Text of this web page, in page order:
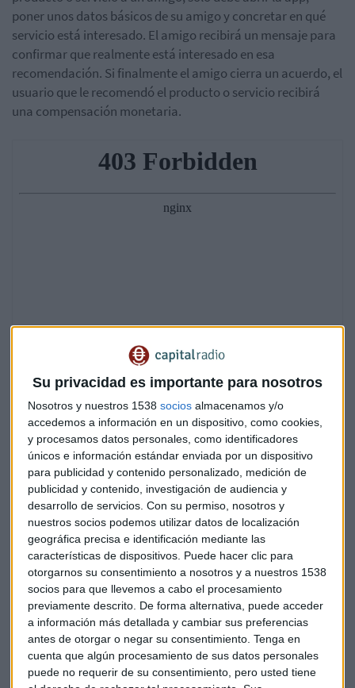
Su privacidad es importante para nosotros
Nosotros y nuestros 1538 socios almacenamos y/o
accedemos a información en un dispositivo, como cookies,
y procesamos datos personales, como identificadores
únicos e información estándar enviada por un dispositivo
para publicidad y contenido personalizado, medición de
publicidad y contenido, investigación de audiencia y
desarrollo de servicios. Con su permiso, nosotros y
nuestros socios podemos utilizar datos de localización
geográfica precisa e identificación mediante las
características de dispositivos. Puede hacer clic para
otorgarnos su consentimiento a nosotros y a nuestros 1538
socios para que llevemos a cabo el procesamiento
previamente descrito. De forma alternativa, puede acceder
a información más detallada y cambiar sus preferencias
antes de otorgar o negar su consentimiento. Tenga en
cuenta que algún procesamiento de sus datos personales
puede no requerir de su consentimiento, pero usted tiene
poner unos datos básicos de su amigo y concretar en qué
servicio está interesado. El amigo recibirá un mensaje para
confirmar que realmente está interesado en esa
recomendación. Si finalmente el amigo cierra un acuerdo, el
usuario que le recomendó el producto o servicio recibirá
una compensación monetaria.
El precio de venta del producto o servicio no lo fija Fulltip,
sino la propia compañía que lo ofrece, y sobre ese precio
Fulltip tasa un porcentaje que se convierte en la
recompensa económica del usuario.
¿Cuánto puede llegar a ganar un usuario que recomienda un
automóvil o un inmueble? En el caso de la automoción, la
recompensa es más variable porque no todas las marcas de
vehículos tienen la capacidad de comisionar de la misma
forma y cada modelo de vehículo ofrece comisiones
distintas, aunque la recompensa va desde los 100 euros en el
caso de vehículos más sencillos.